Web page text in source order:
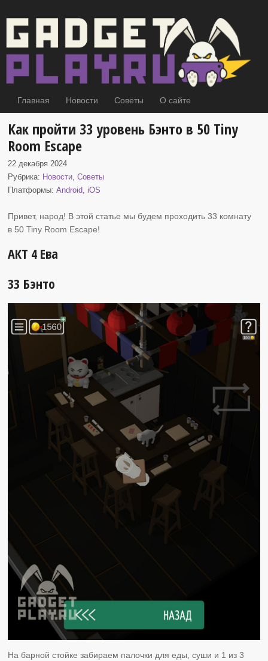
Главная Новости Советы О сайте
Как пройти 33 уровень Бэнто в 50 Tiny
Room Escape
22 декабря 2024
Рубрика: Новости,Советы
Платформы:Android, iOS
Привет, народ! В этой статье мы будем проходить 33 комнату
в 50 Tiny Room Escape!
АКТ 4 Ева
33 Бэнто
На барной стойке забираем палочки для еды, суши и 1 из 3